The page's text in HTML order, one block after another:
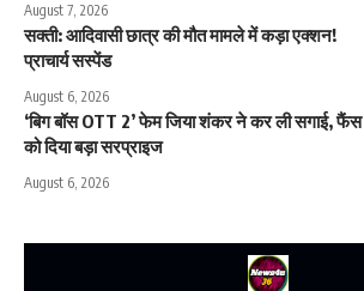
August 7, 2026
सक्ती: आदिवासी छात्र की मौत मामले में कड़ा एक्शन!
प्राचार्य सस्पेंड
August 6, 2026
‘बिग बॉस OTT 2’ फेम जिया शंकर ने कर ली सगाई, फैंस
को दिया बड़ा सरप्राइज
August 6, 2026